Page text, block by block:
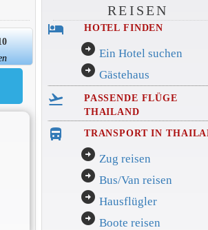
REISEN
hotel HOTEL FINDEN
arrow_circle_right Ein Hotel suchen
arrow_circle_right Gästehaus
flight_takeoff
PASSENDE FLÜGE
THAILAND
directions_bus_filled TRANSPORT IN
arrow_circle_right Zug reisen
arrow_circle_right Bus/Van reisen
arrow_circle_right Hausflügler
arrow_circle_right Boote reisen